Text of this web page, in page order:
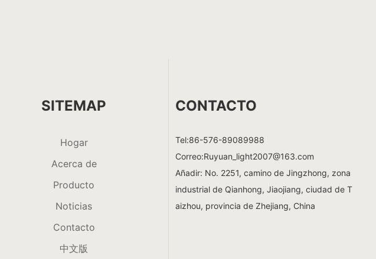
SITEMAP
Hogar
Acerca de
Producto
Noticias
Contacto
中文版
CONTACTO
Tel:86-576-89089988
Correo:Ruyuan_light2007@163.com
Añadir: No. 2251, camino de Jingzhong, zona
industrial de Qianhong, Jiaojiang, ciudad de T
aizhou, provincia de Zhejiang, China